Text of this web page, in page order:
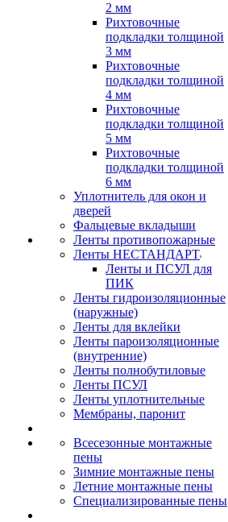
2 мм
Рихтовочные
подкладки толщиной
3 мм
Рихтовочные
подкладки толщиной
4 мм
Рихтовочные
подкладки толщиной
5 мм
Рихтовочные
подкладки толщиной
6 мм
Уплотнитель для окон и
дверей
Фальцевые вкладыши
Ленты противопожарные
Ленты НЕСТАНДАРТ
Ленты и ПСУЛ для
ПИК
Ленты гидроизоляционные
(наружные)
Ленты для вклейки
Ленты пароизоляционные
(внутренние)
Ленты полнобутиловые
Ленты ПСУЛ
Ленты уплотнительные
Мембраны, паронит
Всесезонные монтажные
пены
Зимние монтажные пены
Летние монтажные пены
Специализированные пены